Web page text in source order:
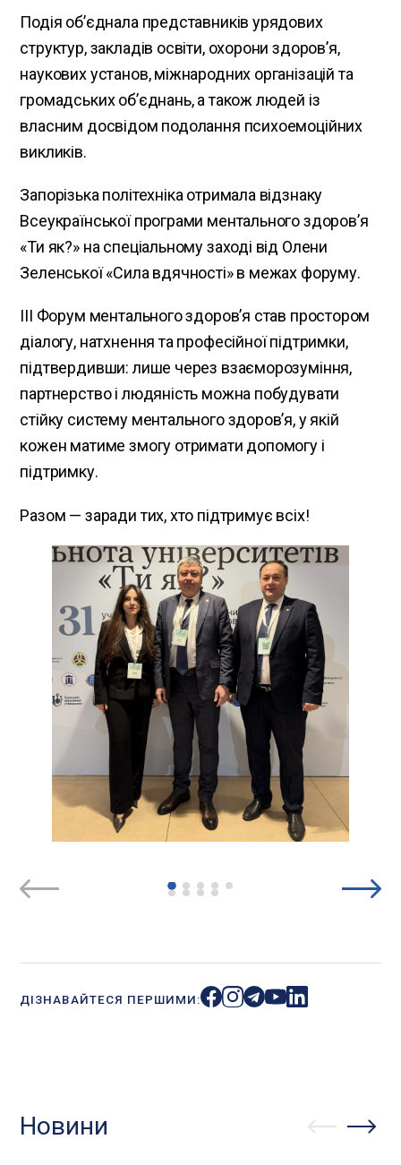
Подія об’єднала представників урядових
структур, закладів освіти, охорони здоров’я,
наукових установ, міжнародних організацій та
громадських об’єднань, а також людей із
власним досвідом подолання психоемоційних
викликів.
Запорізька політехніка отримала відзнаку
Всеукраїнської програми ментального здоров’я
«Ти як?» на спеціальному заході від Олени
Зеленської «Сила вдячності» в межах форуму.
III Форум ментального здоров’я став простором
діалогу, натхнення та професійної підтримки,
підтвердивши: лише через взаєморозуміння,
партнерство і людяність можна побудувати
стійку систему ментального здоров’я, у якій
кожен матиме змогу отримати допомогу і
підтримку.
Разом — заради тих, хто підтримує всіх!
ДІЗНАВАЙТЕСЯ ПЕРШИМИ:
Новини